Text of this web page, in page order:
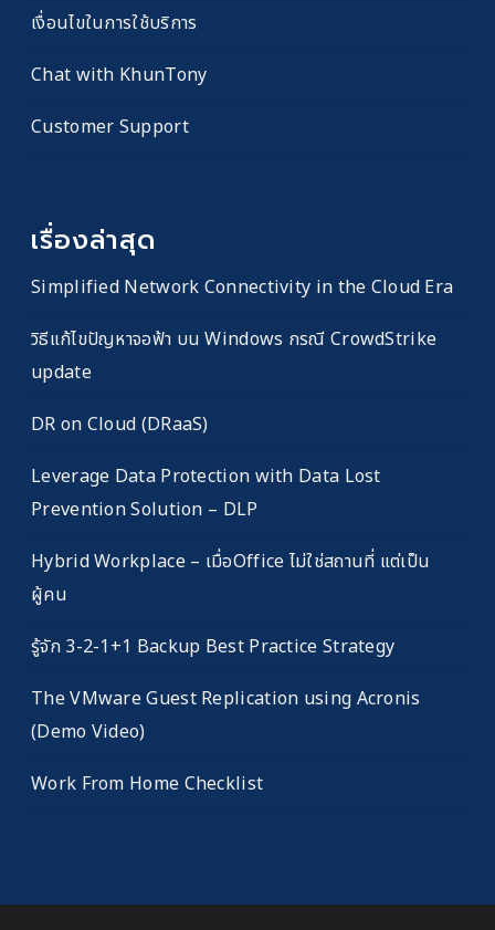
เงื่อนไขในการใช้บริการ
Chat with KhunTony
Customer Support
เรื่องล่าสุด
Simplified Network Connectivity in the Cloud Era
วิธีแก้ไขปัญหาจอฟ้า บน Windows กรณี CrowdStrike
update
DR on Cloud (DRaaS)
Leverage Data Protection with Data Lost
Prevention Solution – DLP
Hybrid Workplace – เมื่อOffice ไม่ใช่สถานที่ แต่เป็น
ผู้คน
รู้จัก 3-2-1+1 Backup Best Practice Strategy
The VMware Guest Replication using Acronis
(Demo Video)
Work From Home Checklist